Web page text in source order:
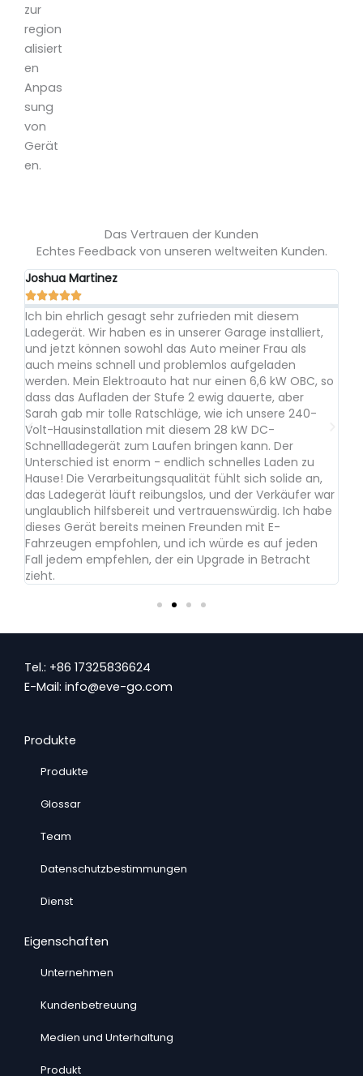
zur
region
alisiert
en
Anpas
sung
von
Gerät
en.
Das Vertrauen der Kunden
Echtes Feedback von unseren weltweiten Kunden.
Joshua Martinez

Ich bin ehrlich gesagt sehr zufrieden mit diesem
Ladegerät. Wir haben es in unserer Garage installiert,
und jetzt können sowohl das Auto meiner Frau als
auch meins schnell und problemlos aufgeladen
werden. Mein Elektroauto hat nur einen 6,6 kW OBC, so
dass das Aufladen der Stufe 2 ewig dauerte, aber
Sarah gab mir tolle Ratschläge, wie ich unsere 240-
Volt-Hausinstallation mit diesem 28 kW DC-
Schnellladegerät zum Laufen bringen kann. Der
Unterschied ist enorm - endlich schnelles Laden zu
Hause! Die Verarbeitungsqualität fühlt sich solide an,
das Ladegerät läuft reibungslos, und der Verkäufer war
unglaublich hilfsbereit und vertrauenswürdig. Ich habe
dieses Gerät bereits meinen Freunden mit E-
Fahrzeugen empfohlen, und ich würde es auf jeden
Fall jedem empfehlen, der ein Upgrade in Betracht
zieht.
Tel.: +86 17325836624
E-Mail: info@eve-go.com
Produkte
Produkte
Glossar
Team
Datenschutzbestimmungen
Dienst
Eigenschaften
Unternehmen
Kundenbetreuung
Medien und Unterhaltung
Produkt